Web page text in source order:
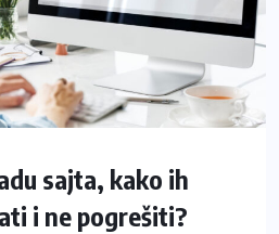
sajta, kako ih
i ne pogrešiti?